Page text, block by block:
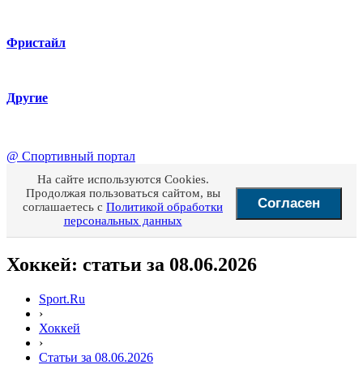
Фристайл
Другие
@ Спортивный портал
На сайте используются Cookies.
Продолжая пользоваться сайтом, вы
соглашаетесь с Политикой обработки
персональных данных
Согласен
Хоккей: статьи за 08.06.2026
Sport.Ru
›
Хоккей
›
Статьи за 08.06.2026